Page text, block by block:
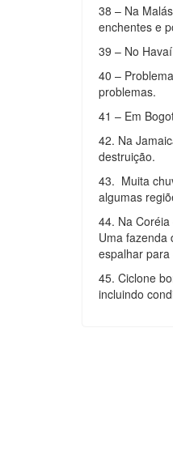
38 – Na
enchentes e
39 – No
40 –
problemas.
41 – Em
42. Na
destruição.
43. Muita
algumas
44. Na
Uma fazenda
espalhar
45. Ciclone
incluindo